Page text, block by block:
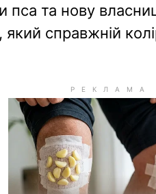
пса та нову
який справжній